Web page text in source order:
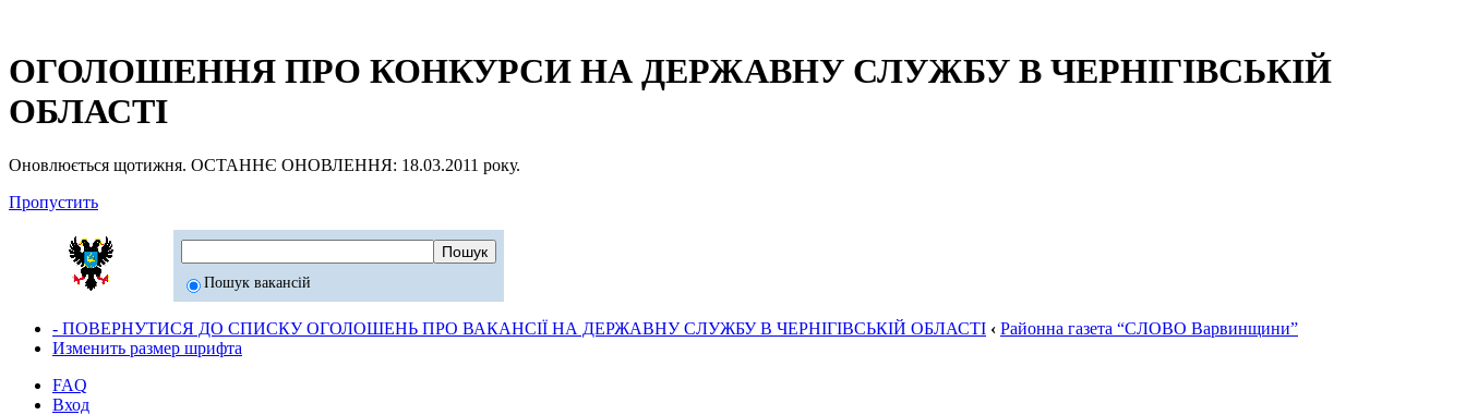
ОГОЛОШЕННЯ ПРО КОНКУРСИ НА ДЕРЖАВНУ СЛУЖБУ В ЧЕРНІГІВСЬКІЙ
ОБЛАСТІ
Оновлюється щотижня. ОСТАННЄ ОНОВЛЕННЯ: 18.03.2011 року.
Пропустить
Пошук вакансій
- ПОВЕРНУТИСЯ ДО СПИСКУ ОГОЛОШЕНЬ ПРО ВАКАНСІЇ НА ДЕРЖАВНУ СЛУЖБУ В ЧЕРНІГІВСЬКІЙ ОБЛАСТІ ‹ Районна газета “СЛОВО Варвинщини”
Изменить размер шрифта
FAQ
Вход